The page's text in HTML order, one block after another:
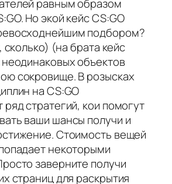
равным образом
Но экой кейс CS:GO
подбором?
сколько) (на брата кейс
объектов
сокровище. В розысках
на CS:GO
ряд стратегий, кои помогут
ваши шансы получи и
Стоимость вещей
некоторыми
заверните получи
страниц для раскрытия